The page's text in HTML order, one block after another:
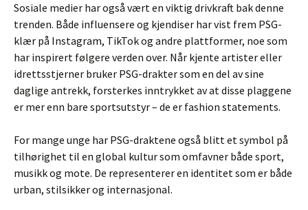
Sosiale medier har også vært en viktig drivkraft bak denne
trenden. Både influensere og kjendiser har vist frem PSG-
klær på Instagram, TikTok og andre plattformer, noe som
har inspirert følgere verden over. Når kjente artister eller
idrettsstjerner bruker PSG-drakter som en del av sine
daglige antrekk, forsterkes inntrykket av at disse plaggene
er mer enn bare sportsutstyr – de er fashion statements.
For mange unge har PSG-draktene også blitt et symbol på
tilhørighet til en global kultur som omfavner både sport,
musikk og mote. De representerer en identitet som er både
urban, stilsikker og internasjonal.